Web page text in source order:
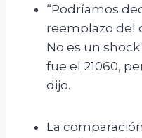
“Podríamos
reemplazo del
No es un
fue el 21060,
dijo.
La